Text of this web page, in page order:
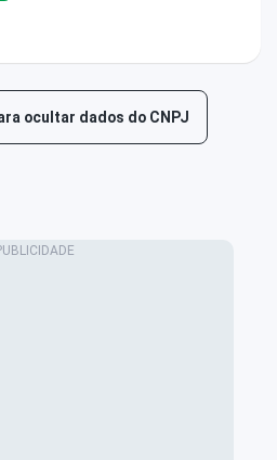
ocultar dados do CNPJ